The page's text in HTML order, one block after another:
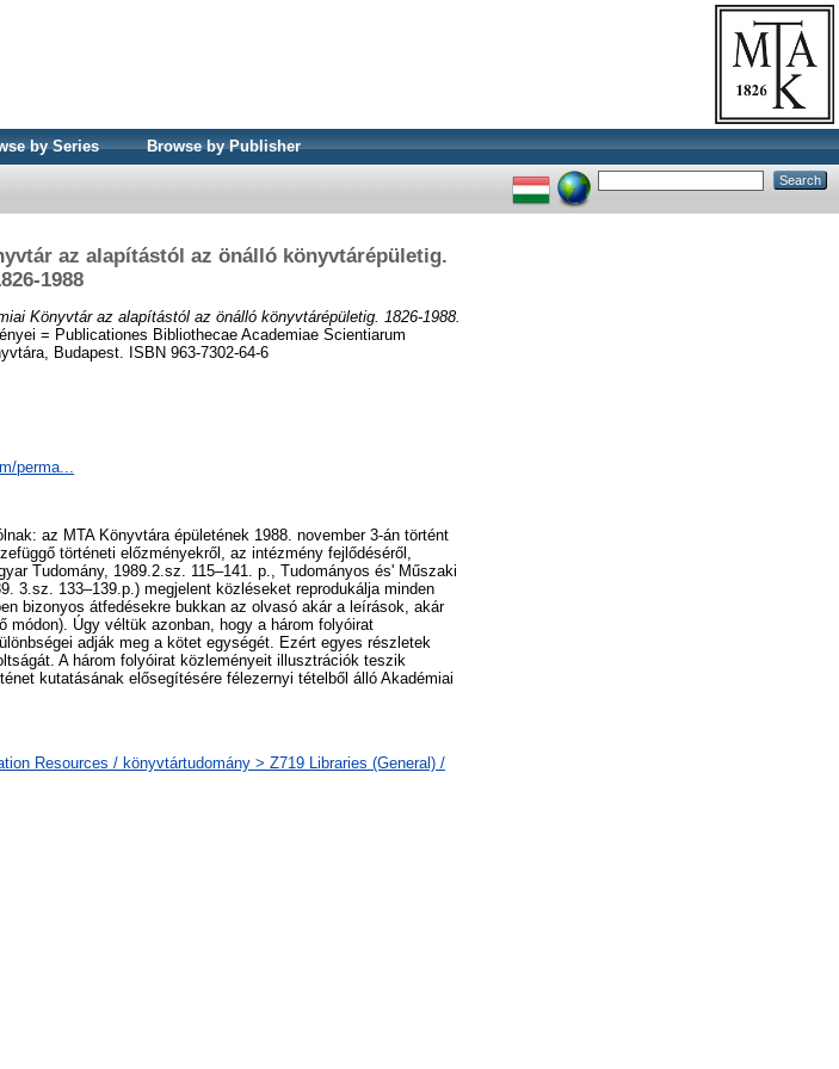
by Series Browse by Publisher
az alapítástól az önálló könyvtárépületig.
1988
Könyvtár az alapítástól az önálló könyvtárépületig. 1826-1988.
= Publicationes Bibliothecae Academiae Scientiarum
Budapest. ISBN 963-7302-64-6
perma...
az MTA Könyvtára épületének 1988. november 3-án történt
történeti előzményekről, az intézmény fejlődéséről,
Tudomány, 1989.2.sz. 115–141. p., Tudományos és' Műszaki
3.sz. 133–139.p.) megjelent közléseket reprodukálja minden
bizonyos átfedésekre bukkan az olvasó akár a leírások, akár
Úgy véltük azonban, hogy a három folyóirat
adják meg a kötet egységét. Ezért egyes részletek
A három folyóirat közleményeit illusztrációk teszik
kutatásának elősegítésére félezernyi tételből álló Akadémiai
Resources / könyvtártudomány > Z719 Libraries (General) /